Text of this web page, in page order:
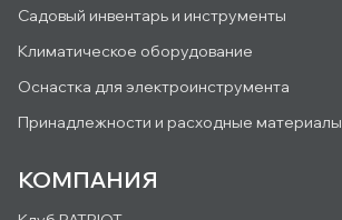
Садовый инвентарь и инструменты
Климатическое оборудование
Оснастка для электроинструмента
Принадлежности и расходные материалы
КОМПАНИЯ